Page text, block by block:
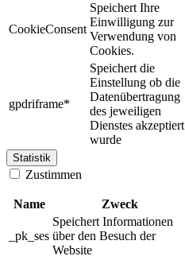
CookieConsent
Speichert Ihre
Einwilligung zur
Verwendung von
Cookies.
gpdriframe*
Speichert die
Einstellung ob die
Datenübertragung
des jeweiligen
Dienstes akzeptiert
wurde
Statistik
Zustimmen
Name Zweck
_pk_ses
Speichert Informationen
über den Besuch der
Website